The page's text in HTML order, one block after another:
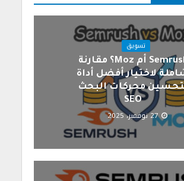
تسويق
Semrush أم Moz؟ مقارنة
لاختيار أفضل أداة
محركات البحث
SEO
27 نوفمبر، 2025